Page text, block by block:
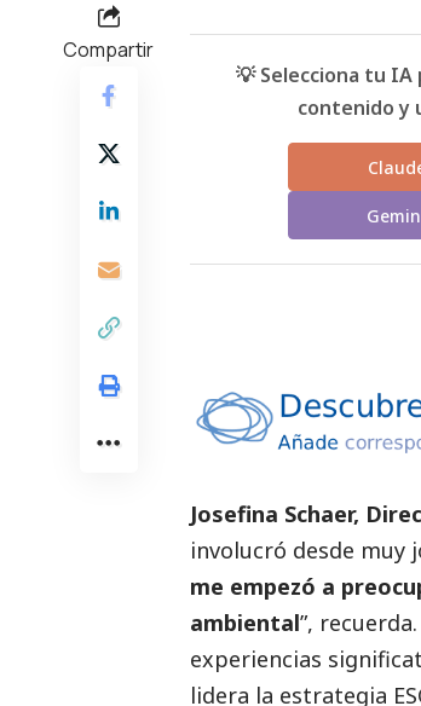
Compartir
💡 Selecciona tu
contenido y
Josefina Schaer,
involucró desde muy
me empezó a
ambiental”,
experiencias
lidera la estrategia